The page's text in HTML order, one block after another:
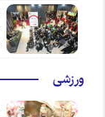
ورزشی